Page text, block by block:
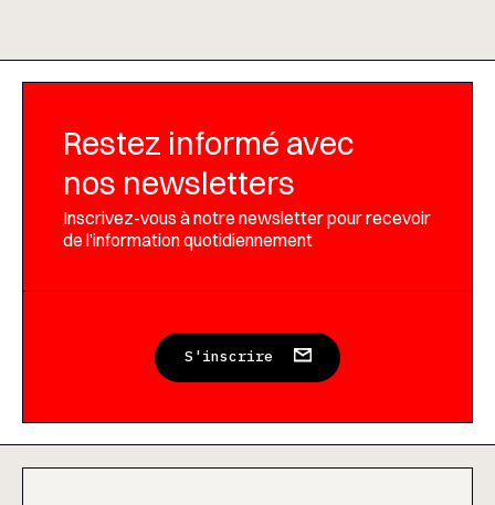
Restez informé avec
nos newsletters
Inscrivez-vous à notre newsletter pour recevoir
de l’information quotidiennement
S'inscrire